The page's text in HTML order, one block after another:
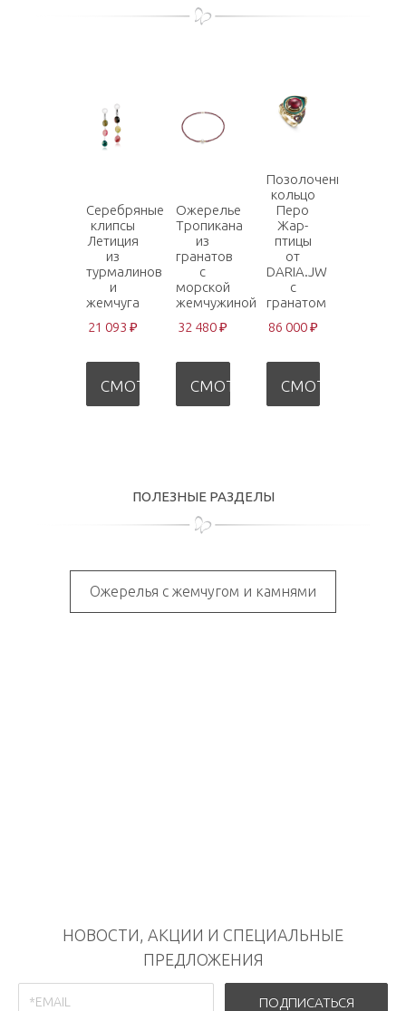
Серебряные
клипсы
Летиция
из
турмалинов
и
жемчуга
21 093 ₽
СМОТРЕТЬ
Ожерелье
Тропикана
из
гранатов
с
морской
жемчужиной
32 480 ₽
СМОТРЕТЬ
Позолоченное
кольцо
Перо
Жар-
птицы
от
DARIA.JW
с
гранатом
86 000 ₽
СМОТРЕТЬ
ПОЛЕЗНЫЕ РАЗДЕЛЫ
Ожерелья с жемчугом и камнями
НОВОСТИ, АКЦИИ И СПЕЦИАЛЬНЫЕ
ПРЕДЛОЖЕНИЯ
ПОДПИСАТЬСЯ